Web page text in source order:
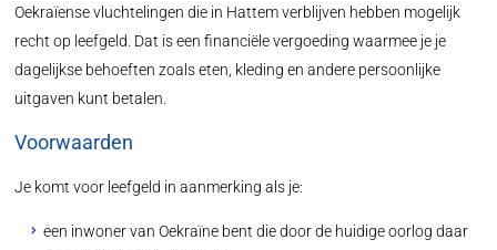
Oekraïense vluchtelingen die in Hattem verblijven hebben mogelijk
recht op leefgeld. Dat is een financiële vergoeding waarmee je je
dagelijkse behoeften zoals eten, kleding en andere persoonlijke
uitgaven kunt betalen.
Voorwaarden
Je komt voor leefgeld in aanmerking als je:
een inwoner van Oekraïne bent die door de huidige oorlog daar